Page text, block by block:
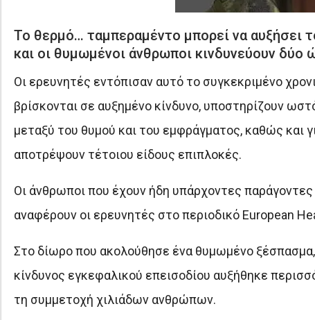
Το θερμό… ταμπεραμέντο μπορεί να αυξήσει
και οι θυμωμένοι άνθρωποι κινδυνεύουν
Οι ερευνητές εντόπισαν αυτό το συγκεκριμένο
βρίσκονται σε αυξημένο κίνδυνο, υποστηρίζουν
μεταξύ του θυμού και του εμφράγματος, καθώς και
αποτρέψουν τέτοιου είδους επιπλοκές.
Οι άνθρωποι που έχουν ήδη υπάρχοντες παράγοντες
αναφέρουν οι ερευνητές στο περιοδικό European
Στο δίωρο που ακολούθησε ένα θυμωμένο
κίνδυνος εγκεφαλικού επεισοδίου αυξήθηκε
τη συμμετοχή χιλιάδων ανθρώπων.